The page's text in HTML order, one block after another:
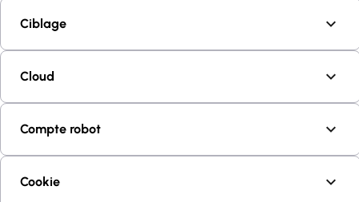
Ciblage
Cloud
Compte robot
Cookie